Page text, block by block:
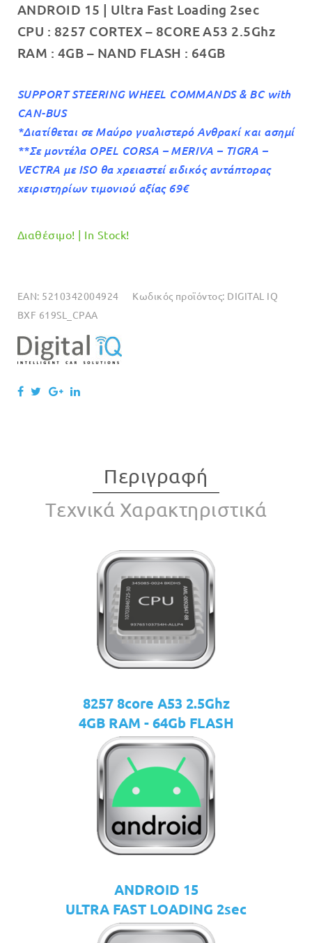
€389.00.
ANDROID 15 | Ultra Fast Loading 2sec
CPU : 8257 CORTEX – 8CORE A53 2.5Ghz
RAM : 4GB – NAND FLASH : 64GB
SUPPORT STEERING WHEEL COMMANDS & BC with
CAN-BUS
*Διατίθεται σε Mαύρο γυαλιστερό Ανθρακί και ασημί
**Σε μοντέλα OPEL CORSA – MERIVA – TIGRA –
VECTRA με ISO θα χρειαστεί ειδικός αντάπτορας
χειριστηρίων τιμονιού αξίας 69€
Διαθέσιμο! | In Stock!
EAN: 5210342004924 Κωδικός προϊόντος: DIGITAL IQ
BXF 619SL_CPAA
Περιγραφή
Tεχνικά Χαρακτηριστικά
8257 8core A53 2.5Ghz
4GB RAM - 64Gb FLASH
ANDROID 15
ULTRA FAST LOADING 2sec